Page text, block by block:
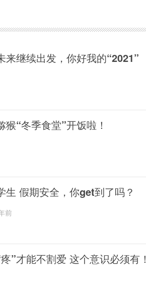
来继续出发，你好我的“2021”
猴“冬季食堂”开饭啦！
生 假期安全，你get到了吗？
前
”才能不割爱 这个意识必须有！